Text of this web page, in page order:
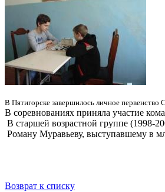
В Пятигорске завершилось личное
В соревнованиях приняла участие
В старшей возрастной группе (1998-
Роману Муравьеву, выступавшему в
Возврат к списку